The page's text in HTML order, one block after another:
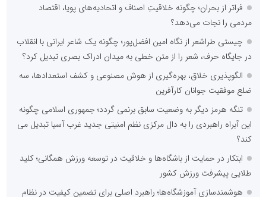
فراتر از بحران؛ چگونه خلاقیتِ اصناف و اتحادیه‌های پویا، اقتصاد
مردمی را نجات می‌دهد؟
چیستی طراشعر از نگاه امین افضل‌پور؛ چگونه یک شاعر ایرانی با انقلاب
در جایگاه حرف، شعر را از متن خطی به میدان ادراک بصری تبدیل کرد؟
الگوپذیری خلاق، بهره‌گیری از هوش مصنوعی و کشف استعدادها، سه
ضلع موفقیت جوانان کارآفرین
تنگه هرمز دیگر به وضعیت سابق برنمی گردد؛ جمهوری اسلامی چگونه
این آبراه راهبردی را به دال مرکزی نظم امنیتی جدید غرب آسیا تبدیل می
کند؟
ابتکار در حمایت از باشگاه‌ها و خلاقیت در توسعه ورزش همگانی؛ کلید
طلایی پیشرفت ورزش کشور
هوشمندسازی آموزشگاه‌ها؛ راهبرد اصلی برای تضمین کیفیت در نظام